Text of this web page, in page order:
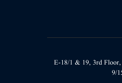
E-18/1 & 19, 3rd
9/